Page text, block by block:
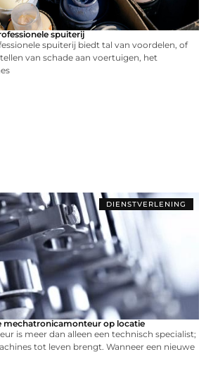
spuiterij
spuiterij biedt tal van voordelen, of
van schade aan voertuigen, het
DIENSTVERLENING
mechatronicamonteur op locatie
is meer dan alleen een technisch specialist;
tot leven brengt. Wanneer een nieuwe